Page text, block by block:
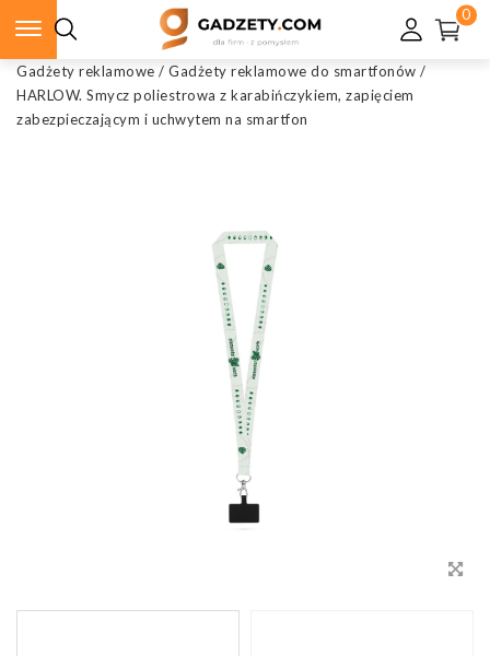
0
Gadżety reklamowe / Gadżety reklamowe do smartfonów /
HARLOW. Smycz poliestrowa z karabińczykiem, zapięciem
zabezpieczającym i uchwytem na smartfon